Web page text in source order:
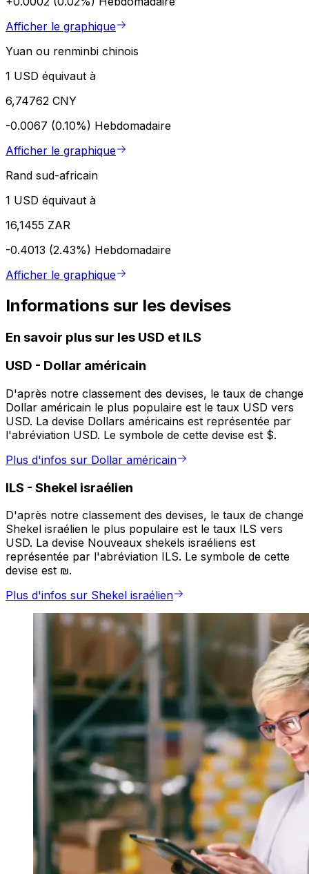
Afficher le graphique
Yuan ou renminbi chinois
1 USD équivaut à
6,74762 CNY
-0.0067 (0.10%) Hebdomadaire
Afficher le graphique
Rand sud-africain
1 USD équivaut à
16,1455 ZAR
-0.4013 (2.43%) Hebdomadaire
Afficher le graphique
Informations sur les devises
En savoir plus sur les USD et ILS
USD - Dollar américain
D'après notre classement des devises, le taux de change
Dollar américain le plus populaire est le taux USD vers
USD. La devise Dollars américains est représentée par
l'abréviation USD. Le symbole de cette devise est $.
Plus d'infos sur Dollar américain
ILS - Shekel israélien
D'après notre classement des devises, le taux de change
Shekel israélien le plus populaire est le taux ILS vers
USD. La devise Nouveaux shekels israéliens est
représentée par l'abréviation ILS. Le symbole de cette
devise est ₪.
Plus d'infos sur Shekel israélien